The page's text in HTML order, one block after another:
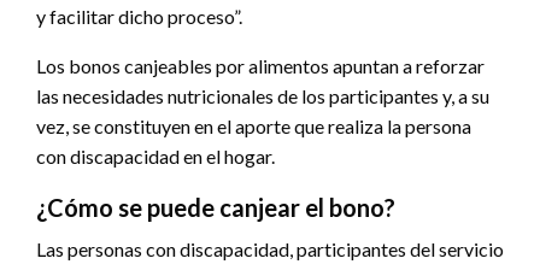
y facilitar dicho proceso”.
Los bonos canjeables por alimentos apuntan a reforzar
las necesidades nutricionales de los participantes y, a su
vez, se constituyen en el aporte que realiza la persona
con discapacidad en el hogar.
¿Cómo se puede canjear el bono?
Las personas con discapacidad, participantes del servicio